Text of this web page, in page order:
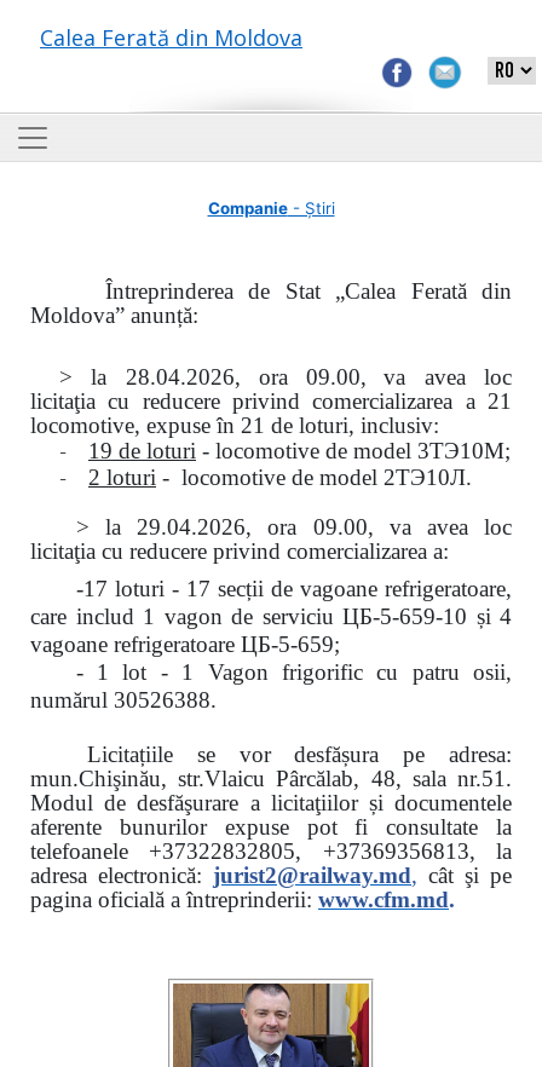
Calea Ferată din Moldova
Companie- Știri
Întreprinderea de Stat „Calea Ferată din
Moldova” anunță:
> la 28.04.2026, ora 09.00,
va avea loc
licitaţiacu reducere privind comercializarea a 21
locomotive, expuse în 21 de loturi, inclusiv:
- 19 de loturi - locomotive de model 3ТЭ10М;
- 2 loturi - locomotive de model 2ТЭ10Л.
> la 29.04.2026, ora 09.00, va avea loc
licitaţia cu reducere privind comercializarea a:
-17 loturi - 17 secții de vagoane refrigeratoare,
care includ 1 vagon de serviciu ЦБ-5-659-10 și 4
vagoane refrigeratoare ЦБ-5-659;
- 1 lot - 1 Vagon frigorific cu patru osii,
numărul 30526388.
Licitațiile se vor desfășura pe adresa:
mun.Chişinău, str.Vlaicu Pârcălab, 48, sala nr.51.
Modul de desfăşurare a licitaţiilor și documentele
aferente bunurilor expuse pot fi consultate la
telefoanele +37322832805, +37369356813, la
adresa electronică: jurist2@railway.md, cât şi pe
pagina oficială a întreprinderii: www.cfm.md.